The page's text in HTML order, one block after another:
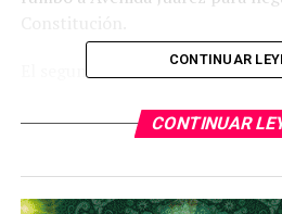
El segundo evento denominado
partir de las 14:00 horas, desde
Avenida Juárez, de donde
Reforma hasta la Estela de Luz.
CONTINUAR
CONTINUAR